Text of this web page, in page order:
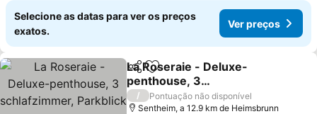
Selecione as datas para ver os preços
exatos.
Ver preços
PartilharAdicionar aos favoritos
La Roseraie - Deluxe-
penthouse, 3
schlafzimmer, Parkblick
/
Pontuação não disponível
Sentheim, a 12.9 km de Heimsbrunn